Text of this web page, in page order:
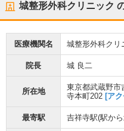
城整形外科クリニック
医療機関名 城整形外科クリ
院長 城 良二
所在地
東京都武蔵野市
寺本町202 [ア
最寄駅 吉祥寺駅(駅から